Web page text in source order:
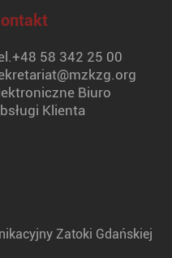
+48 58 342 25 00
Biuro
Klienta
Zatoki Gdańskiej